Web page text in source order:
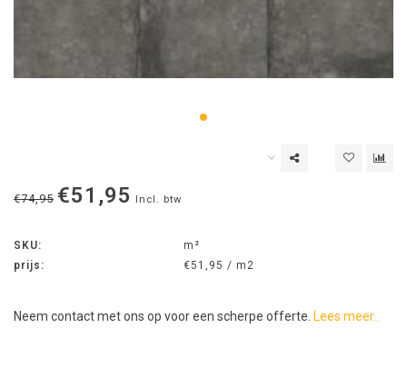
€74,95 €51,95 Incl. btw
SKU:
m²
prijs:
€51,95 / m2
Neem contact met ons op voor een scherpe offerte. Lees meer..